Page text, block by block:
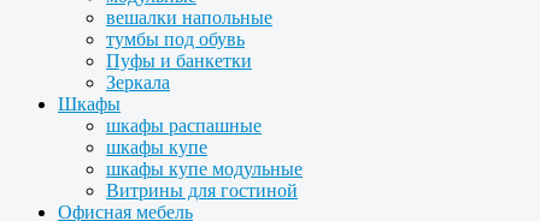
вешалки напольные
тумбы под обувь
Пуфы и банкетки
Зеркала
Шкафы
шкафы распашные
шкафы купе
шкафы купе модульные
Витрины для гостиной
Офисная мебель